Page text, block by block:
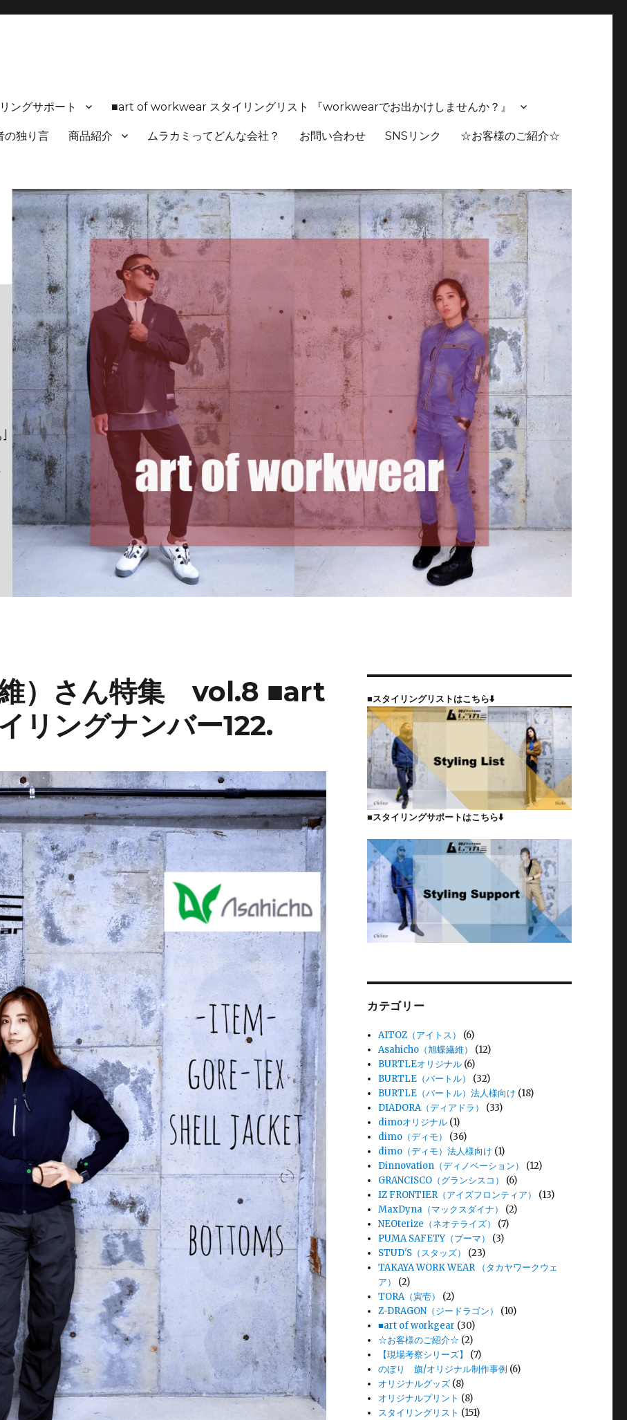
ングサポート ■art of workwear スタイリングリスト 『workwearでお出かけしませんか？』
の独り言 商品紹介 ムラカミってどんな会社？ お問い合わせ SNSリンク ☆お客様のご紹介☆
）さん特集 vol.8 ■art
ングナンバー122.
■スタイリングリストはこちら⬇️
■スタイリングサポートはこちら⬇️
カテゴリー
AITOZ（アイトス）
(6)
Asahicho（旭蝶繊維）
(12)
BURTLEオリジナル (6)
BURTLE（バートル）
(32)
BURTLE（バートル）法人様向け (18)
DIADORA（ディアドラ）
(33)
dimoオリジナル (1)
dimo（ディモ）
(36)
dimo（ディモ）法人様向け (1)
Dinnovation（ディノベーション）
(12)
GRANCISCO（グランシスコ）
(6)
IZ FRONTIER（アイズフロンティア）
(13)
MaxDyna（マックスダイナ）
(2)
NEOterize（ネオテライズ）
(7)
PUMA SAFETY（プーマ）
(3)
STUD'S（スタッズ）
(23)
TAKAYA WORK WEAR （タカヤワークウェ
ア）
(2)
TORA（寅壱）
(2)
Z-DRAGON（ジードラゴン）
(10)
■art of workgear (30)
☆お客様のご紹介☆ (2)
【現場考察シリーズ】
(7)
のぼり 旗/オリジナル制作事例 (6)
オリジナルグッズ (8)
オリジナルプリント (8)
スタイリングリスト (151)